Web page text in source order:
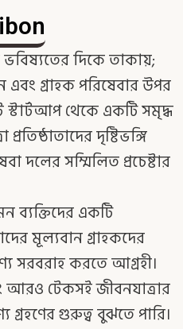
দিকে তাকায়;
এবং গ্রাহক পরিষেবার উপর
স্টার্টআপ থেকে একটি সমৃদ্ধ
দৃষ্টিভঙ্গি
দলের সম্মিলিত প্রচেষ্টার
একটি
মূল্যবান গ্রাহকদের
সরবরাহ করতে আগ্রহী।
আরও টেকসই জীবনযাত্রার
গুরুত্ব বুঝতে পারি।